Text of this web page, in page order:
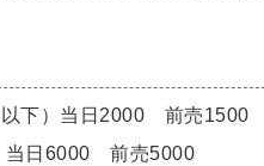
下）当日2000 前売1500
当日6000 前売5000